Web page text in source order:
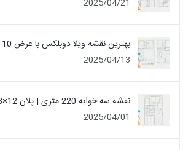
2025/04/21
بهترین نقشه ویلا دوبلکس با عرض 10 متر
2025/04/13
نقشه سه خوابه 220 متری | پلان 12×18 سازه بنایی
2025/04/01